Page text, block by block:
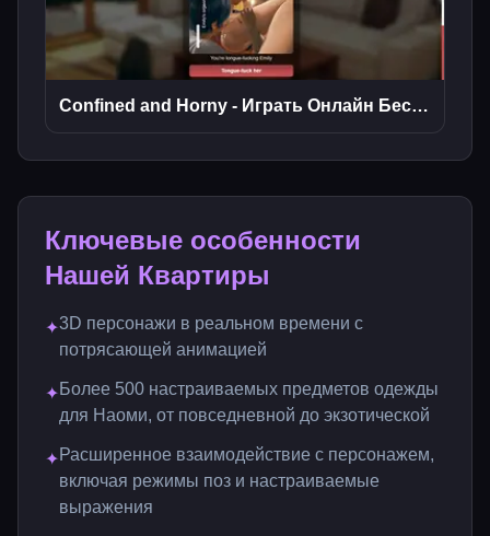
Confined and Horny - Играть Онлайн Бесплатно
Ключевые особенности
Нашей Квартиры
✦3D персонажи в реальном времени с
потрясающей анимацией
✦Более 500 настраиваемых предметов одежды
для Наоми, от повседневной до экзотической
✦Расширенное взаимодействие с персонажем,
включая режимы поз и настраиваемые
выражения